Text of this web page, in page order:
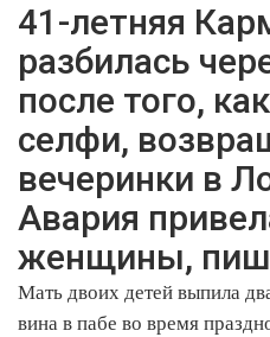
41-летняя
разбилась
после того,
селфи,
вечеринки в
Авария
женщины,
Мать двоих детей выпила
вина в пабе во время